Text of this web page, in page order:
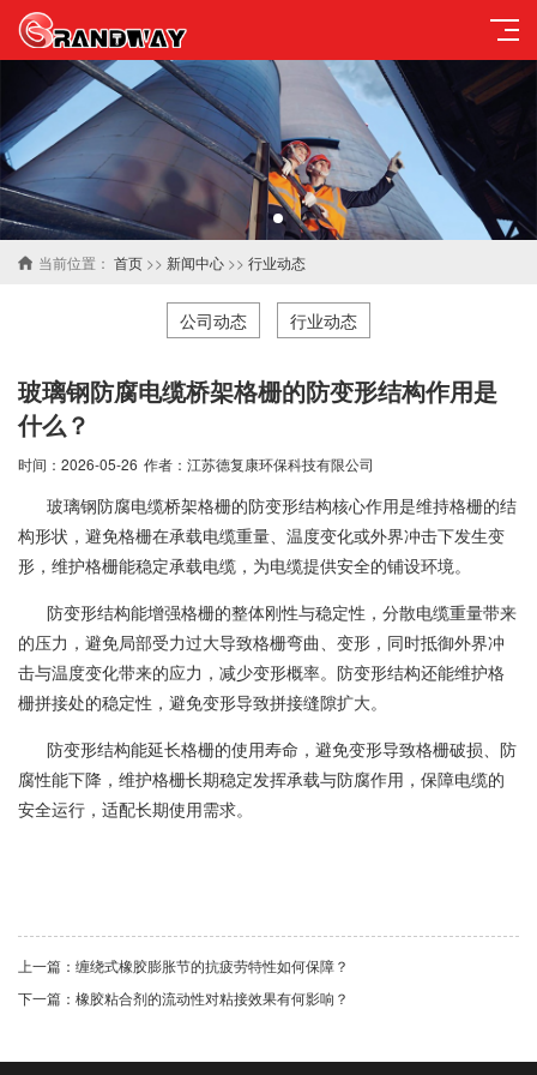
当前位置： 首页 >> 新闻中心 >> 行业动态
公司动态 行业动态
玻璃钢防腐电缆桥架格栅的防变形结构作用是
什么？
时间：2026-05-26 作者：江苏德复康环保科技有限公司
玻璃钢防腐电缆桥架格栅的防变形结构核心作用是维持格栅的结
构形状，避免格栅在承载电缆重量、温度变化或外界冲击下发生变
形，维护格栅能稳定承载电缆，为电缆提供安全的铺设环境。
防变形结构能增强格栅的整体刚性与稳定性，分散电缆重量带来
的压力，避免局部受力过大导致格栅弯曲、变形，同时抵御外界冲
击与温度变化带来的应力，减少变形概率。防变形结构还能维护格
栅拼接处的稳定性，避免变形导致拼接缝隙扩大。
防变形结构能延长格栅的使用寿命，避免变形导致格栅破损、防
腐性能下降，维护格栅长期稳定发挥承载与防腐作用，保障电缆的
安全运行，适配长期使用需求。
上一篇：缠绕式橡胶膨胀节的抗疲劳特性如何保障？
下一篇：橡胶粘合剂的流动性对粘接效果有何影响？